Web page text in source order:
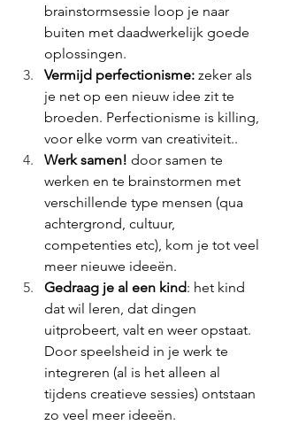
brainstormsessie loop je naar
buiten met daadwerkelijk goede
oplossingen.
Vermijd perfectionisme: zeker als
je net op een nieuw idee zit te
broeden. Perfectionisme is killing,
voor elke vorm van creativiteit..
Werk samen! door samen te
werken en te brainstormen met
verschillende type mensen (qua
achtergrond, cultuur,
competenties etc), kom je tot veel
meer nieuwe ideeën.
Gedraag je al een kind: het kind
dat wil leren, dat dingen
uitprobeert, valt en weer opstaat.
Door speelsheid in je werk te
integreren (al is het alleen al
tijdens creatieve sessies) ontstaan
zo veel meer ideeën.